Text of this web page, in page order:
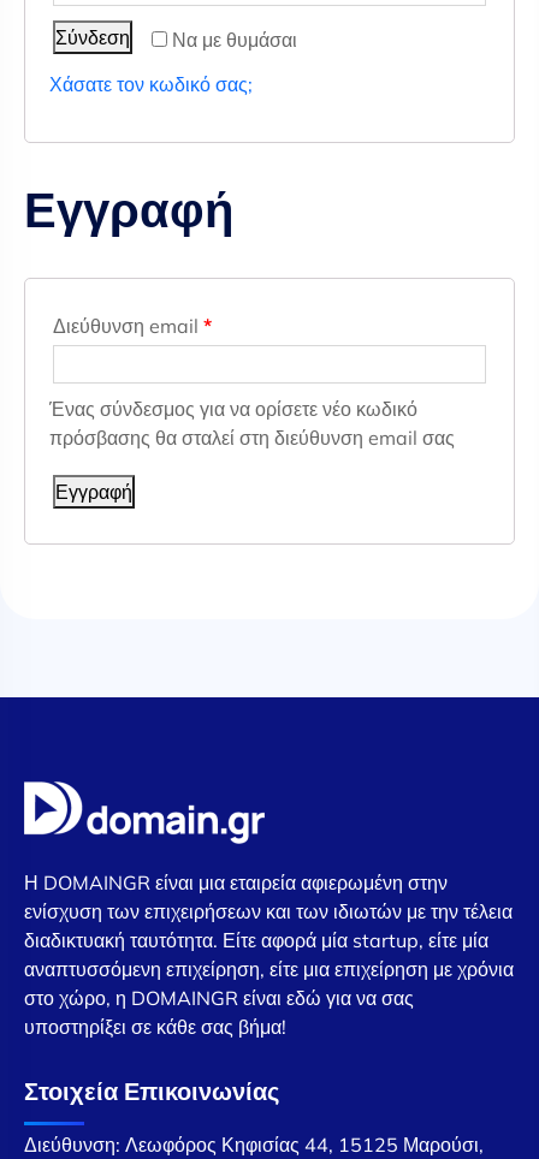
Να με θυμάσαι
Σύνδεση
Χάσατε τον κωδικό σας;
Εγγραφή
Διεύθυνση email *
Ένας σύνδεσμος για να ορίσετε νέο κωδικό
πρόσβασης θα σταλεί στη διεύθυνση email σας
Εγγραφή
Η DOMAINGR είναι μια εταιρεία αφιερωμένη στην
ενίσχυση των επιχειρήσεων και των ιδιωτών με την τέλεια
διαδικτυακή ταυτότητα. Είτε αφορά μία startup, είτε μία
αναπτυσσόμενη επιχείρηση, είτε μια επιχείρηση με χρόνια
στο χώρο, η DOMAINGR είναι εδώ για να σας
υποστηρίξει σε κάθε σας βήμα!
Στοιχεία Επικοινωνίας
Διεύθυνση: Λεωφόρος Κηφισίας 44, 15125 Μαρούσι,